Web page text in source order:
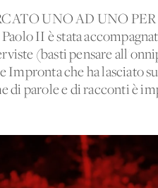
UNO AD UNO
II è stata
(basti pensare
Impronta che ha lasciato
di parole e di racconti è